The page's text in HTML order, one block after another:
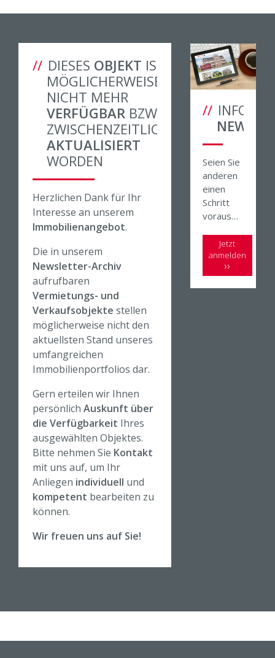
DIESES OBJEKT IST
MÖGLICHERWEISE
NICHT MEHR
VERFÜGBAR BZW.
ZWISCHENZEITLICH
AKTUALISIERT
WORDEN
Herzlichen Dank für Ihr
Interesse an unserem
Immobilienangebot.
Die in unserem
Newsletter-Archiv
aufrufbaren
Vermietungs- und
Verkaufsobjekte stellen
möglicherweise nicht den
aktuellsten Stand unseres
umfangreichen
Immobilienportfolios dar.
Gern erteilen wir Ihnen
persönlich Auskunft über
die Verfügbarkeit Ihres
ausgewählten Objektes.
Bitte nehmen Sie Kontakt
mit uns auf, um Ihr
Anliegen individuell und
kompetent bearbeiten zu
können.
Wir freuen uns auf Sie!
Seien Sie
anderen
einen
Schritt
voraus
lassen
Sie sich
Jetzt
anmelden